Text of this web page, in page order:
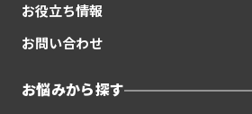
お役立ち情報
お問い合わせ
お悩みから探す